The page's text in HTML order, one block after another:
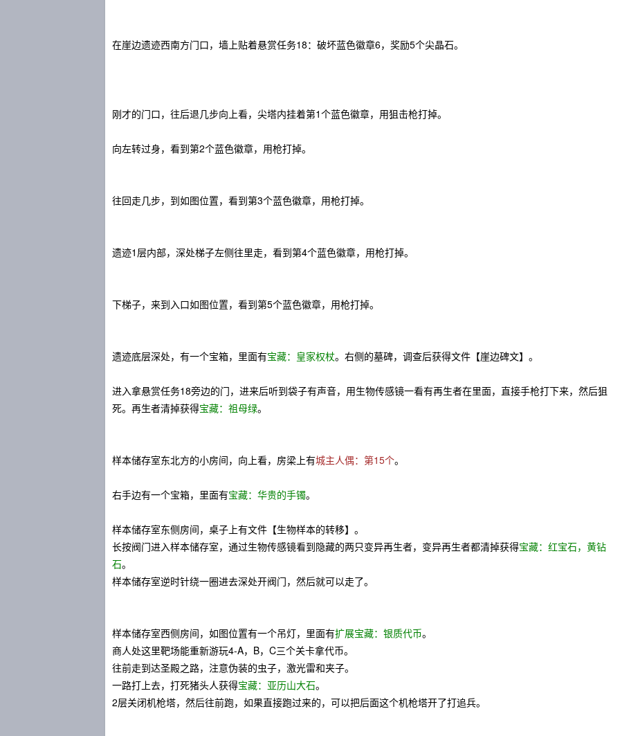
在崖边遗迹西南方门口，墙上贴着悬赏任务18：破坏蓝色徽章6，奖励5个尖晶石。
刚才的门口，往后退几步向上看，尖塔内挂着第1个蓝色徽章，用狙击枪打掉。
向左转过身，看到第2个蓝色徽章，用枪打掉。
往回走几步，到如图位置，看到第3个蓝色徽章，用枪打掉。
遗迹1层内部，深处梯子左侧往里走，看到第4个蓝色徽章，用枪打掉。
下梯子，来到入口如图位置，看到第5个蓝色徽章，用枪打掉。
遗迹底层深处，有一个宝箱，里面有宝藏：皇家权杖。右侧的墓碑，调查后获得文件【崖边碑文】。
进入拿悬赏任务18旁边的门，进来后听到袋子有声音，用生物传感镜一看有再生者在里面，直接手枪打下来，然后狙
死。再生者清掉获得宝藏：祖母绿。
样本储存室东北方的小房间，向上看，房梁上有城主人偶：第15个。
右手边有一个宝箱，里面有宝藏：华贵的手镯。
样本储存室东侧房间，桌子上有文件【生物样本的转移】。
长按阀门进入样本储存室，通过生物传感镜看到隐藏的两只变异再生者，变异再生者都清掉获得宝藏：红宝石，黄钻
石。
样本储存室逆时针绕一圈进去深处开阀门，然后就可以走了。
样本储存室西侧房间，如图位置有一个吊灯，里面有扩展宝藏：银质代币。
商人处这里靶场能重新游玩4-A，B，C三个关卡拿代币。
往前走到达圣殿之路，注意伪装的虫子，激光雷和夹子。
一路打上去，打死猪头人获得宝藏：亚历山大石。
2层关闭机枪塔，然后往前跑，如果直接跑过来的，可以把后面这个机枪塔开了打追兵。